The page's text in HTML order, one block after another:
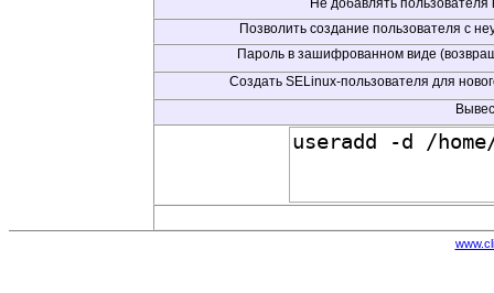
Не добавлять пользователя
Позволить создание пользователя с
Пароль в зашифрованном виде
Создать SELinux-пользователя для